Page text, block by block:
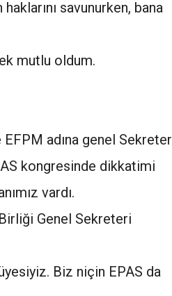
savunurken, bana
mutlu oldum.
adına genel Sekreter
kongresinde dikkatimi
vardı.
Genel Sekreteri
Biz niçin EPAS da